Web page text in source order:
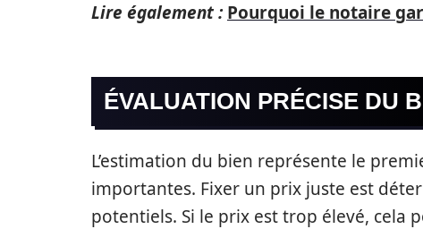
Lire également : Pourquoi le notaire
ÉVALUATION PRÉCISE DU
L’estimation du bien représente le
importantes. Fixer un prix juste est
potentiels. Si le prix est trop élevé, cela